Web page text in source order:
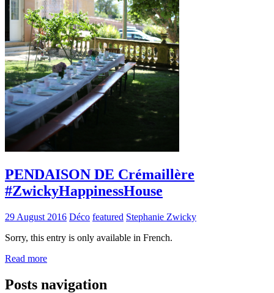
PENDAISON DE Crémaillère
#ZwickyHappinessHouse
29 August 2016 Déco featured Stephanie Zwicky
Sorry, this entry is only available in French.
Read more
Posts navigation